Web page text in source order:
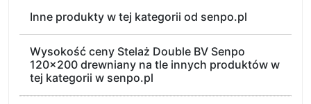
Inne produkty w tej kategorii od senpo.pl
Wysokość ceny Stelaż Double BV Senpo
120x200 drewniany na tle innych produktów w
tej kategorii w senpo.pl